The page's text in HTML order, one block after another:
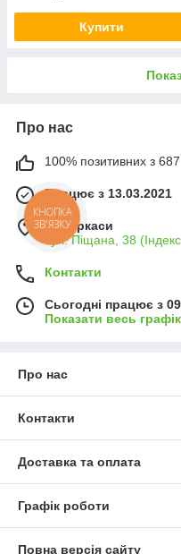
Купити
Про нас
100% позитивних з 687
Працює з 13.03.2021
м. Черкаси
вул. Піщана, 38
Контакти
Сьогодні працює з
Показати весь
Про нас
Контакти
Доставка та оплата
Графік роботи
Повна версія сайту
КНОПКА
ЗВ'ЯЗКУ